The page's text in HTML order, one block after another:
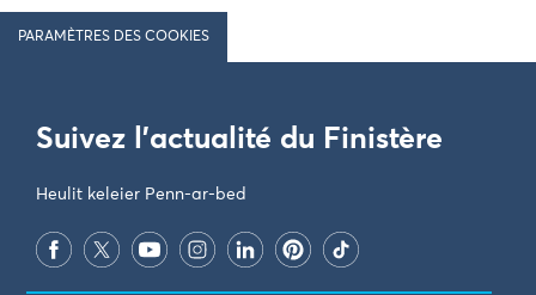
PARAMÈTRES DES COOKIES
Suivez l'actualité du Finistère
Heulit keleier Penn-ar-bed